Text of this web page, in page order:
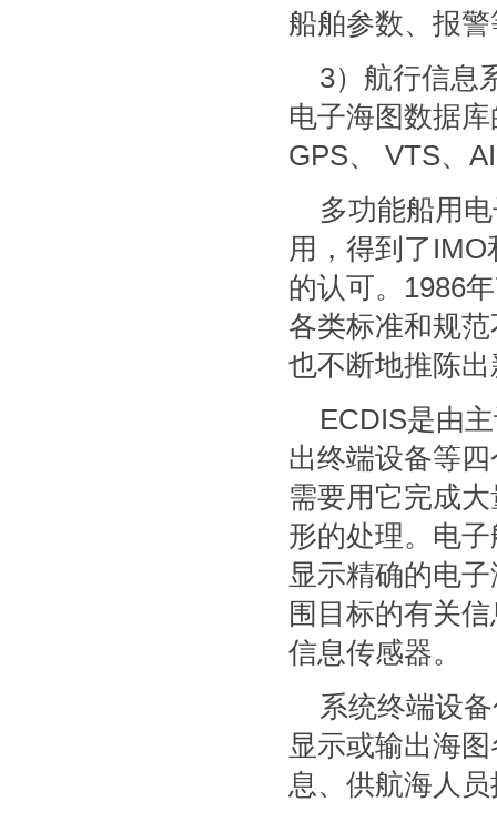
船舶参数、报
3）航行信息
电子海图数据
GPS、 VTS、
多功能船用
用，得到了
的认可。1986
各类标准和规
也不断地推陈出
ECDIS是由
出终端设备等
需要用它完成
形的处理。电
显示精确的电
围目标的有关
信息传感器。
系统终端设
显示或输出海
息、供航海人